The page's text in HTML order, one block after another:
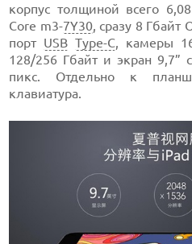
корпус толщиной всего
Core m3-7Y30, сразу 8 Гбайт
порт USB Type-C , камеры
128/256 Гбайт и экран 9,7”
пикс. Отдельно к
клавиатура.